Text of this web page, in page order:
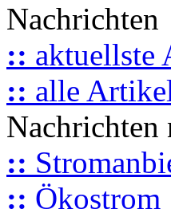
Nachrichten
:: aktuellste
:: alle
Nachrichten
::
:: Ökostrom